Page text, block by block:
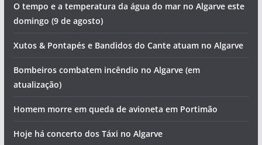
O tempo e a temperatura da água do mar no Algarve este
domingo (9 de agosto)
Xutos & Pontapés e Bandidos do Cante atuam no Algarve
Bombeiros combatem incêndio no Algarve (em
atualização)
Homem morre em queda de avioneta em Portimão
Hoje há concerto dos Táxi no Algarve